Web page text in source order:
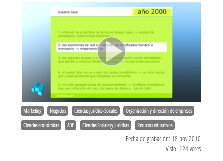
Marketing Negocios Ciencias Jurídico-Sociales Organización y dirección de empresas
Ciencias económicas ADE Ciencias Sociales y Jurídicas Recursos educativos
Fecha de grabación: 18 nov 2010
Visto: 124 veces